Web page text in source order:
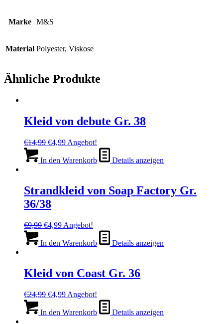
Marke M&S
Material Polyester, Viskose
Ähnliche Produkte
Kleid von debute Gr. 38
€14,99 Ursprünglicher
war:
€4,99Aktueller
ist:
Angebot!
In den Warenkorb Details anzeigen
Strandkleid von Soap Factory Gr.
36/38
€9,99 Ursprünglicher
war:
€4,99Aktueller
ist:
Angebot!
In den Warenkorb Details anzeigen
Kleid von Coast Gr. 36
€24,99 Ursprünglicher
war:
€4,99Aktueller
ist:
Angebot!
In den Warenkorb Details anzeigen